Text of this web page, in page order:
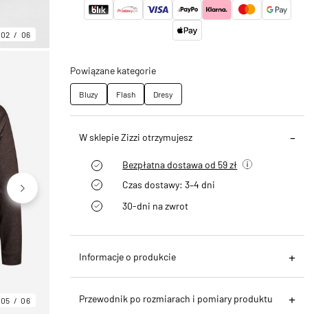
02 06
05 06 06 06
Powiązane kategorie
Bluzy Flash Dresy
W sklepie Zizzi otrzymujesz
Bezpłatna dostawa od 59 zł
Czas dostawy: 3–4 dni
30-dni na zwrot
Informacje o produkcie
Przewodnik po rozmiarach i pomiary produktu